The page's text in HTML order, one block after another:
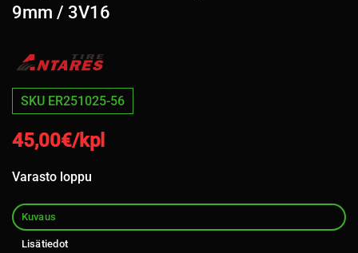
9mm / 3V16
SKU ER251025-56
45,00€/kpl
Varasto loppu
Kuvaus
Lisätiedot